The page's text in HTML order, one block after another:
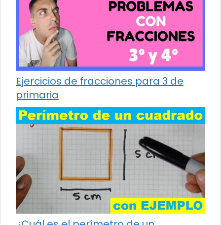
Ejercicios de fracciones para 3 de
primaria